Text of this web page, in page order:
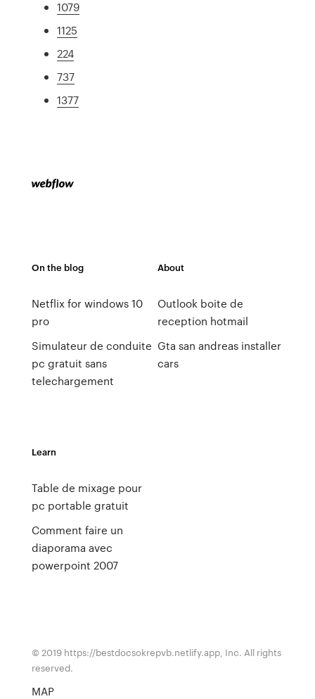
1079
1125
224
737
1377
On the blog
Netflix for windows 10
pro
Simulateur de conduite
pc gratuit sans
telechargement
About
Outlook boite de
reception hotmail
Gta san andreas installer
cars
Learn
Table de mixage pour
pc portable gratuit
Comment faire un
diaporama avec
powerpoint 2007
© 2019 https://bestdocsokrepvb.netlify.app, Inc. All rights
reserved.
MAP